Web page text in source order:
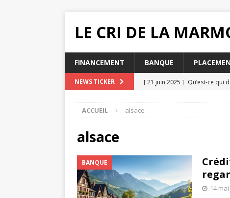
LE CRI DE LA
FINANCEMENT BANQUE
NEWS TICKER [ 21 juin 2025 ] Qu’est-ce qui
MUTUELLE SANTÉ
[ 31 juillet 2025 ]
Comment
ACCUEIL alsace
alsace
BANQUE
14